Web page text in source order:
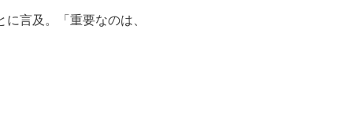
に言及。「重要なのは、